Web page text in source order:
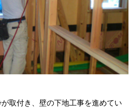
取付き、壁の下地工事を進めてい